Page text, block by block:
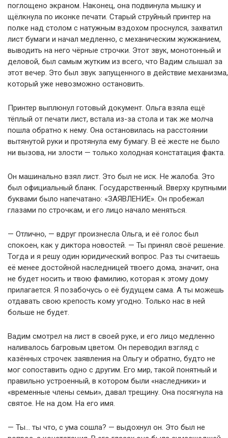
поглощено экраном. Наконец, она подвинула мышку и
щёлкнула по иконке печати. Старый струйный принтер на
полке над столом с натужным вздохом проснулся, захватил
лист бумаги и начал медленно, с механическим жужжанием,
выводить на него чёрные строчки. Этот звук, монотонный и
деловой, был самым жутким из всего, что Вадим слышал за
этот вечер. Это был звук запущенного в действие механизма,
который уже невозможно остановить.
Принтер выплюнул готовый документ. Ольга взяла ещё
тёплый от печати лист, встала из-за стола и так же молча
пошла обратно к нему. Она остановилась на расстоянии
вытянутой руки и протянула ему бумагу. В её жесте не было
ни вызова, ни злости — только холодная констатация факта.
Он машинально взял лист. Это был не иск. Не жалоба. Это
был официальный бланк. Государственный. Вверху крупными
буквами было напечатано: «ЗАЯВЛЕНИЕ». Он пробежал
глазами по строчкам, и его лицо начало меняться.
— Отлично, — вдруг произнесла Ольга, и её голос был
спокоен, как у диктора новостей. — Ты принял своё решение.
Тогда и я решу один юридический вопрос. Раз ты считаешь
её менее достойной наследницей твоего дома, значит, она
не будет носить и твою фамилию, которая к этому дому
прилагается. Я позабочусь о её будущем сама. А ты можешь
отдавать свою крепость кому угодно. Только нас в ней
больше не будет.
Вадим смотрел на лист в своей руке, и его лицо медленно
наливалось багровым цветом. Он переводил взгляд с
казённых строчек заявления на Ольгу и обратно, будто не
мог сопоставить одно с другим. Его мир, такой понятный и
правильно устроенный, в котором были «наследники» и
«временные члены семьи», давал трещину. Она посягнула на
святое. Не на дом. На его имя.
— Ты… ты что, с ума сошла? — выдохнул он. Это был не